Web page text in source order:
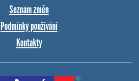
Seznam změn
Podmínky používání
Kontakty